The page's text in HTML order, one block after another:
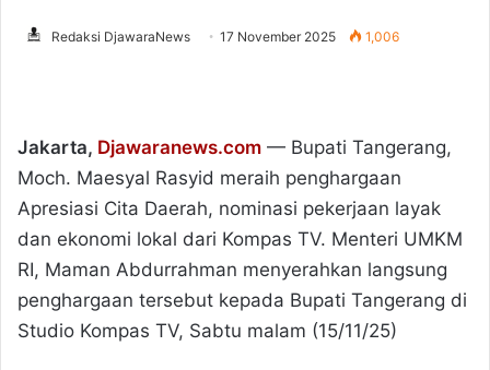
Redaksi DjawaraNews 17 November 2025 1,006
Jakarta, Djawaranews.com — Bupati Tangerang,
Moch. Maesyal Rasyid meraih penghargaan
Apresiasi Cita Daerah, nominasi pekerjaan layak
dan ekonomi lokal dari Kompas TV. Menteri UMKM
RI, Maman Abdurrahman menyerahkan langsung
penghargaan tersebut kepada Bupati Tangerang di
Studio Kompas TV, Sabtu malam (15/11/25)